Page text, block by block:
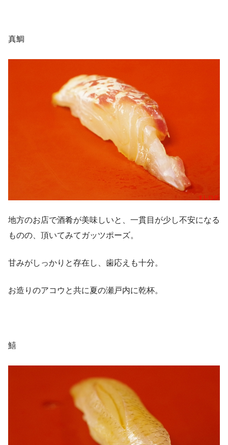
真鯛
地方のお店で酒肴が美味しいと、一貫目が少し不安になる
ものの、頂いてみてガッツポーズ。
甘みがしっかりと存在し、歯応えも十分。
お造りのアコウと共に夏の瀬戸内に乾杯。
鱚